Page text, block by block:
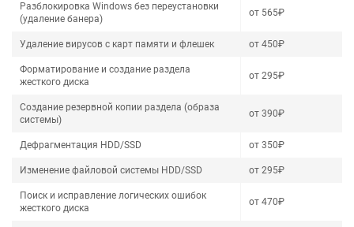
Разблокировка Windows без переустановки
(удаление банера)
от 565₽
Удаление вирусов с карт памяти и флешек от 450₽
Форматирование и создание раздела
жесткого диска
от 295₽
Создание резервной копии раздела (образа
системы)
от 390₽
Дефрагментация HDD/SSD от 350₽
Изменение файловой системы HDD/SSD от 295₽
Поиск и исправление логических ошибок
жесткого диска
от 470₽